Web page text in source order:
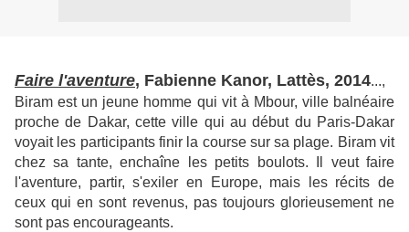
Faire l'aventure, Fabienne Kanor, Lattès, 2014...,
Biram est un jeune homme qui vit à Mbour, ville balnéaire
proche de Dakar, cette ville qui au début du Paris-Dakar
voyait les participants finir la course sur sa plage. Biram vit
chez sa tante, enchaîne les petits boulots. Il veut faire
l'aventure, partir, s'exiler en Europe, mais les récits de
ceux qui en sont revenus, pas toujours glorieusement ne
sont pas encourageants.